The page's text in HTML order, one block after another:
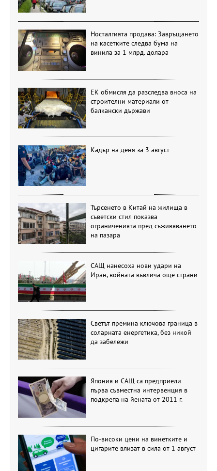
Носталгията продава: Завръщането
на касетките следва бума на
винила за 1 млрд. долара
ЕК обмисля да разследва вноса на
строителни материали от
балкански държави
Кадър на деня за 3 август
Търсенето в Китай на жилища в
съветски стил показва
ограниченията пред съживяването
на пазара
САЩ нанесоха нови удари на
Иран, войната въвлича още страни
Светът премина ключова граница в
соларната енергетика, без никой
да забележи
Япония и САЩ са предприели
първа съвместна интервенция в
подкрепа на йената от 2011 г.
По-високи цени на винетките и
цигарите влизат в сила от 1 август